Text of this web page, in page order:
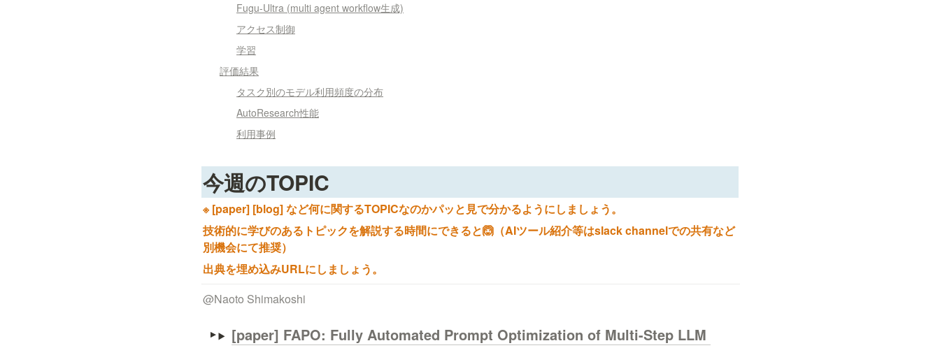
Fugu-Ultra (multi agent workflow生成)
アクセス制御
学習
評価結果
タスク別のモデル利用頻度の分布
AutoResearch性能
利用事例
今週のTOPIC
※ [paper] [blog] など何に関するTOPICなのかパッと見で分かるようにしましょう。
技術的に学びのあるトピックを解説する時間にできると🙆（AIツール紹介等はslack channelでの共有など
別機会にて推奨）
出典を埋め込みURLにしましょう。
@Naoto Shimakoshi
[paper] FAPO: Fully Automated Prompt Optimization of Multi-Step LLM